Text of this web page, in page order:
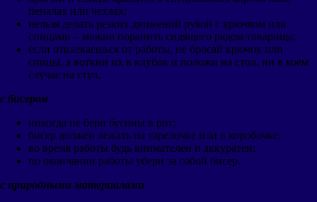
пеналах или чехлах;
нельзя делать резких движений рукой с крючком или
спицами – можно поранить сидящего рядом товарища;
если отвлекаешься от работы, не бросай крючок или
спицы, а воткни их в клубок и положи на стол, ни в коем
случае на стул.
с бисером
никогда не бери бусины в рот;
бисер должен лежать на тарелочке или в коробочке;
во время работы будь внимателен и аккуратен;
по окончании работы убери за собой бисер.
с природными материалами